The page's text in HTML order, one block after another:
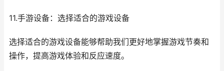
11.手游设备：选择适合的游戏设备
选择适合的游戏设备能够帮助我们更好地掌握游戏节奏和
操作，提高游戏体验和反应速度。